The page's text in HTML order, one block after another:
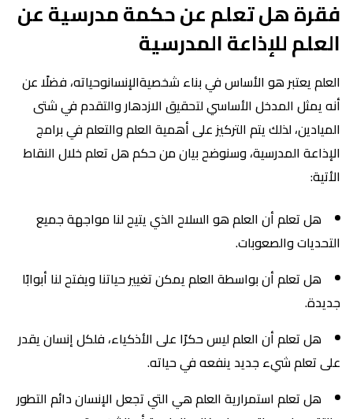
فقرة هل تعلم عن حكمة مدرسية عن
العلم للإذاعة المدرسية
العلم يعتبر هو الأساس في بناء شخصيةالإنسانوحياته، فضلًا عن
أنه يمثل المدخل الأساسي لتحقيق الازدهار والتقدم في شتى
الميادين، لذلك يتم التركيز على أهمية العلم والتعلم في برامج
الإذاعة المدرسية، وسنوضح بيان من حكم هل تعلم خلال النقاط
الأتية:
هل تعلم أن العلم هو السلاح الذي يتيح لنا مواجهة جميع
التحديات والصعوبات.
هل تعلم أن بواسطة العلم يمكن تغيير حياتنا ويفتح لنا أبوابًا
جديدة.
هل تعلم أن العلم ليس حكرًا على الأذكياء، فلكل إنسان يقدر
على تعلم شيء جديد ينفعه في حياته.
هل تعلم استمرارية العلم هي التي تجعل الإنسان دائم التطور